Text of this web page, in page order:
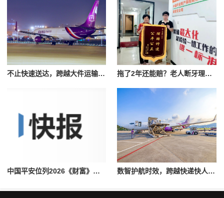
不止快速送达，跨越大件运输用细节守护每一份重托 拖了2年还能赔？老人断牙理赔惊喜不断！平安产险杭州中心支公司建德支公司3天极速结案
中国平安位列2026《财富》世界500强全球第48位，连续17年上榜 ​数智护航时效，跨越快递快人一步